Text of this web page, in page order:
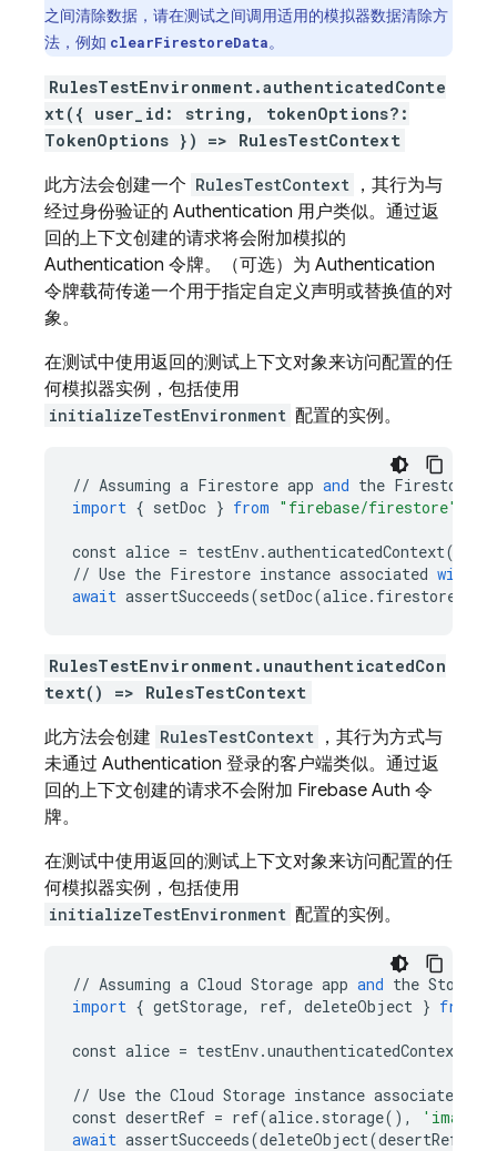
之间清除数据，请在测试之间调用适用的模拟器数据清除方
法，例如 clearFirestoreData。
RulesTestEnvironment.authenticatedConte
xt({ user_id: string, tokenOptions?:
TokenOptions }) => RulesTestContext
此方法会创建一个 RulesTestContext ，其行为与
经过身份验证的 Authentication 用户类似。通过返
回的上下文创建的请求将会附加模拟的
Authentication 令牌。（可选）为 Authentication
令牌载荷传递一个用于指定自定义声明或替换值的对
象。
在测试中使用返回的测试上下文对象来访问配置的任
何模拟器实例，包括使用
initializeTestEnvironment 配置的实例。
// Assuming a Firestore app and the Firestore
import { setDoc } from "firebase/firestore"
const alice = testEnv.authenticatedContext(
// Use the Firestore instance associated with
await assertSucceeds(setDoc(alice. firestore
RulesTestEnvironment.unauthenticatedCon
text() => RulesTestContext
此方法会创建 RulesTestContext ，其行为方式与
未通过 Authentication 登录的客户端类似。通过返
回的上下文创建的请求不会附加 Firebase Auth 令
牌。
在测试中使用返回的测试上下文对象来访问配置的任
何模拟器实例，包括使用
initializeTestEnvironment 配置的实例。
// Assuming a Cloud Storage app and the Storage
import { getStorage, ref, deleteObject } from
const alice = testEnv.unauthenticatedContext
// Use the Cloud Storage instance associated
const desertRef = ref(alice. storage(),
await assertSucceeds(deleteObject(desertRef